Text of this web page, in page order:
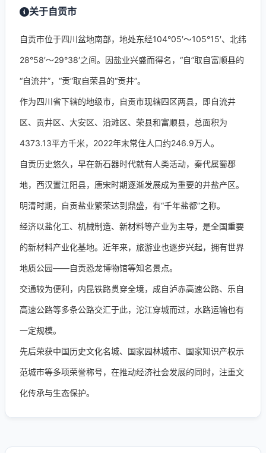
关于自贡市
自贡市位于四川盆地南部，地处东经104°05′～105°15′、北纬
28°58′～29°38′之间。因盐业兴盛而得名，“自”取自富顺县的
“自流井”，“贡”取自荣县的“贡井”。
作为四川省下辖的地级市，自贡市现辖四区两县，即自流井
区、贡井区、大安区、沿滩区、荣县和富顺县，总面积为
4373.13平方千米，2022年末常住人口约246.9万人。
自贡历史悠久，早在新石器时代就有人类活动，秦代属蜀郡
地，西汉置江阳县，唐宋时期逐渐发展成为重要的井盐产区。
明清时期，自贡盐业繁荣达到鼎盛，有“千年盐都”之称。
经济以盐化工、机械制造、新材料等产业为主导，是全国重要
的新材料产业化基地。近年来，旅游业也逐步兴起，拥有世界
地质公园——自贡恐龙博物馆等知名景点。
交通较为便利，内昆铁路贯穿全境，成自泸赤高速公路、乐自
高速公路等多条公路交汇于此，沱江穿城而过，水路运输也有
一定规模。
先后荣获中国历史文化名城、国家园林城市、国家知识产权示
范城市等多项荣誉称号，在推动经济社会发展的同时，注重文
化传承与生态保护。